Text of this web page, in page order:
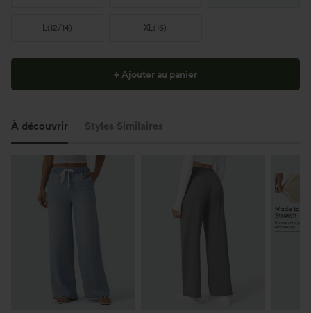
L(12/14) XL(16)
+ Ajouter au panier
À découvrir Styles Similaires